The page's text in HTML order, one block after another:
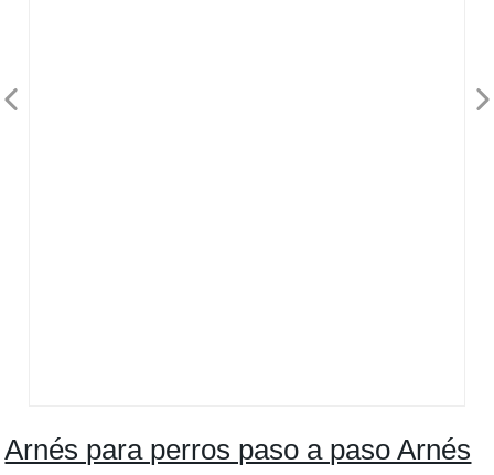
Arnés para perros paso a paso Arnés